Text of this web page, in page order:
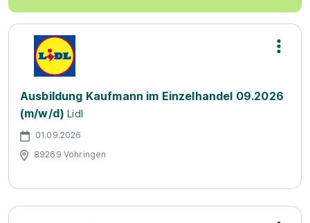
Ausbildung Kaufmann im Einzelhandel 09.2026
(m/w/d) Lidl
01.09.2026
89269 Vöhringen